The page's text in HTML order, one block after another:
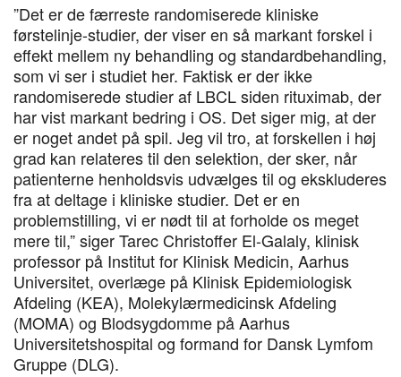
”Det er de færreste randomiserede kliniske
førstelinje-studier, der viser en så markant forskel i
effekt mellem ny behandling og standardbehandling,
som vi ser i studiet her. Faktisk er der ikke
randomiserede studier af LBCL siden rituximab, der
har vist markant bedring i OS. Det siger mig, at der
er noget andet på spil. Jeg vil tro, at forskellen i høj
grad kan relateres til den selektion, der sker, når
patienterne henholdsvis udvælges til og ekskluderes
fra at deltage i kliniske studier. Det er en
problemstilling, vi er nødt til at forholde os meget
mere til,” siger Tarec Christoffer El-Galaly, klinisk
professor på Institut for Klinisk Medicin, Aarhus
Universitet, overlæge på Klinisk Epidemiologisk
Afdeling (KEA), Molekylærmedicinsk Afdeling
(MOMA) og Blodsygdomme på Aarhus
Universitetshospital og formand for Dansk Lymfom
Gruppe (DLG).